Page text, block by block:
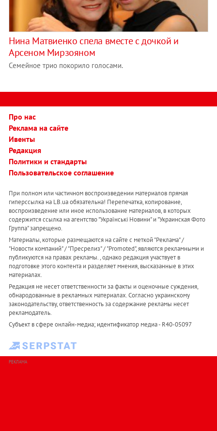
Нина Матвиенко спела вместе с дочкой и
Арсеном Мирзояном
Семейное трио покорило голосами.
Про нас
Реклама на сайте
Ивенты
Редакция
Политики и стандарты
Пользовательское соглашение
При полном или частичном воспроизведении материалов прямая
гиперссылка на LB.ua обязательна! Перепечатка, копирование,
воспроизведение или иное использование материалов, в которых
содержится ссылка на агентство "Українськi Новини" и "Украинская Фото
Группа" запрещено.
Материалы, которые размещаются на сайте с меткой "Реклама" /
"Новости компаний" / "Пресрелиз" / "Promoted", являются рекламными и
публикуются на правах рекламы. , однако редакция участвует в
подготовке этого контента и разделяет мнения, высказанные в этих
материалах.
Редакция не несет ответственности за факты и оценочные суждения,
обнародованные в рекламных материалах. Согласно украинскому
законодательству, ответственность за содержание рекламы несет
рекламодатель.
Субъект в сфере онлайн-медиа; идентификатор медиа - R40-05097
РЕКЛАМА